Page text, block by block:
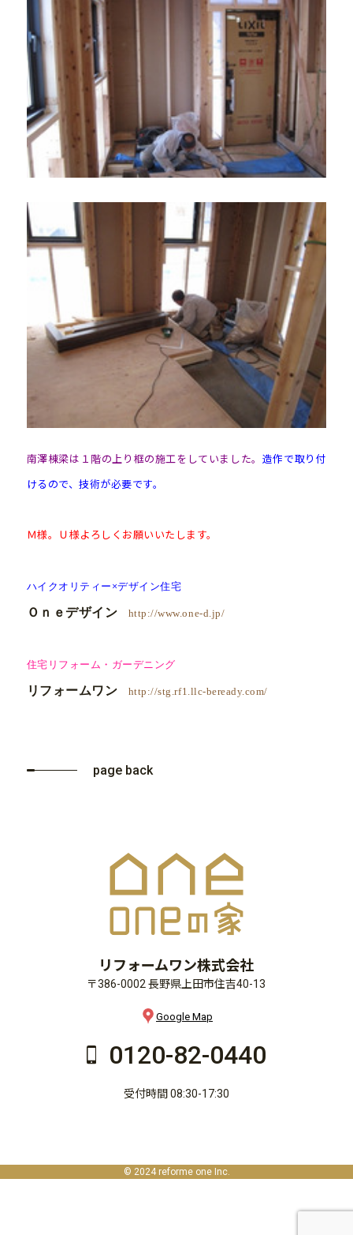
南澤棟梁は１階の上り框の施工をしていました。 造作で取り付
けるので、技術が必要です。
Ｍ様。Ｕ様よろしくお願いいたします。
ハイクオリティー×デザイン住宅
Ｏｎｅデザイン http://www.one-d.jp/
住宅リフォーム・ガーデニング
リフォームワン http://stg.rf1.llc-beready.com/
page back
リフォームワン株式会社
〒386-0002 長野県上田市住吉40-13
Google Map
0120-82-0440
受付時間 08:30-17:30
© 2024 reforme one Inc.